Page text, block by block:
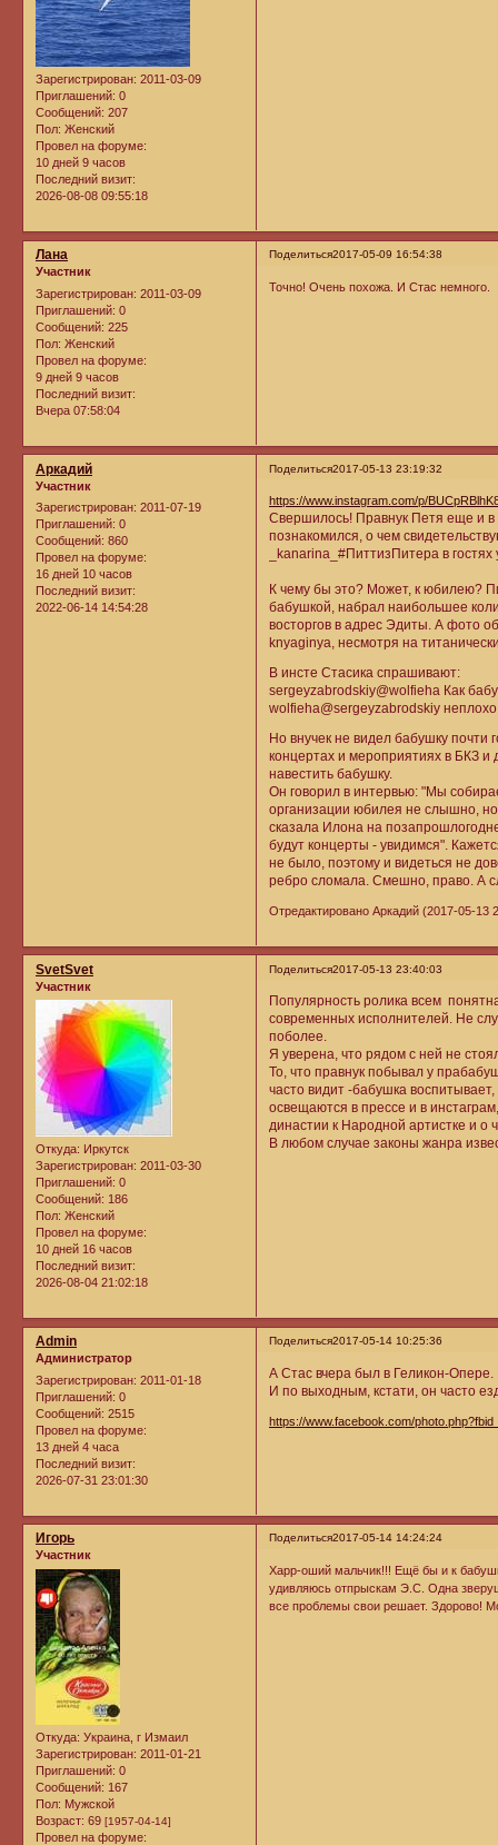
Зарегистрирован: 2011-03-09
Приглашений: 0
Сообщений: 207
Пол: Женский
Провел на форуме:
10 дней 9 часов
Последний визит:
2026-08-08 09:55:18
Поделиться2017-05-09 16:54:38
Лана
Участник
Зарегистрирован: 2011-03-09
Приглашений: 0
Сообщений: 225
Пол: Женский
Провел на форуме:
9 дней 9 часов
Последний визит:
Вчера 07:58:04
Точно! Очень похожа. И Стас немного.
Поделиться2017-05-13 23:19:32
Аркадий
Участник
Зарегистрирован: 2011-07-19
Приглашений: 0
Сообщений: 860
Провел на форуме:
16 дней 10 часов
Последний визит:
2022-06-14 14:54:28
https://www.instagram.com/p/
Свершилось! Правнук Петя еще и в
познакомился, о чем
_kanarina_#ПиттизПитера в
К чему бы это? Может, к юбилею?
бабушкой, набрал наибольшее
восторгов в адрес Эдиты. А фото
knyaginya, несмотря на
В инсте Стасика спрашивают:
sergeyzabrodskiy@wolfieha Как
wolfieha@sergeyzabrodskiy
Но внучек не видел бабушку почти
концертах и мероприятиях в БКЗ и
навестить бабушку.
Он говорил в интервью: "Мы
организации юбилея не слышно, но
сказала Илона на
будут концерты - увидимся".
не было, поэтому и видеться не
ребро сломала. Смешно, право. А
Отредактировано Аркадий (2017-05-13
Поделиться2017-05-13 23:40:03
SvetSvet
Участник
Откуда: Иркутск
Зарегистрирован: 2011-03-30
Приглашений: 0
Сообщений: 186
Пол: Женский
Провел на форуме:
10 дней 16 часов
Последний визит:
2026-08-04 21:02:18
Популярность ролика всем
современных исполнителей. Не
поболее.
Я уверена, что рядом с ней не
То, что правнук побывал у
часто видит -бабушка
освещаются в прессе и в
династии к Народной артистке и о
В любом случае законы жанра
Поделиться2017-05-14 10:25:36
Admin
Администратор
Зарегистрирован: 2011-01-18
Приглашений: 0
Сообщений: 2515
Провел на форуме:
13 дней 4 часа
Последний визит:
2026-07-31 23:01:30
А Стас вчера был в Геликон-Опере.
И по выходным, кстати, он часто
https://www.facebook.com/
Поделиться2017-05-14 14:24:24
Игорь
Участник
Откуда: Украина, г Измаил
Зарегистрирован: 2011-01-21
Приглашений: 0
Сообщений: 167
Пол: Мужской
Возраст: 69 [1957-04-14]
Провел на форуме:
Харр-оший мальчик!!! Ещё бы и к
удивляюсь отпрыскам Э.С. Одна
все проблемы свои решает. Здорово!